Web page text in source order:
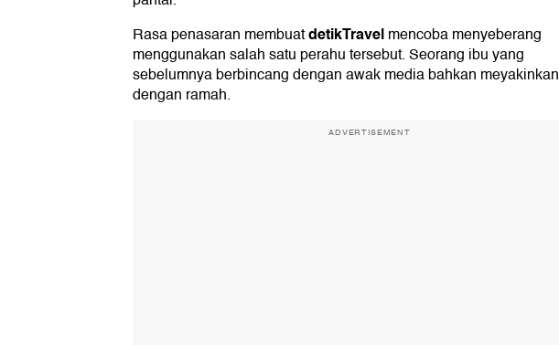
Rasa penasaran membuatdetikTravelmencoba menyeberang
menggunakan salah satu perahu tersebut. Seorang ibu yang
sebelumnya berbincang dengan awak media bahkan meyakinkan
dengan ramah.
ADVERTISEMENT